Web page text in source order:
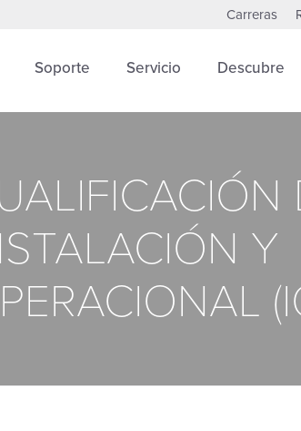
Carreras
Soporte Servicio Descubre
Y